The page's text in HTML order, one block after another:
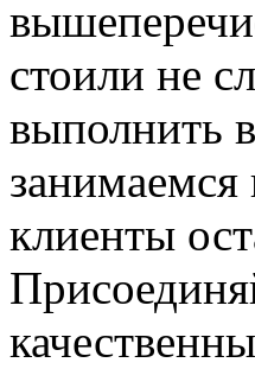
стоили не
выполнить
занимаемся
клиенты